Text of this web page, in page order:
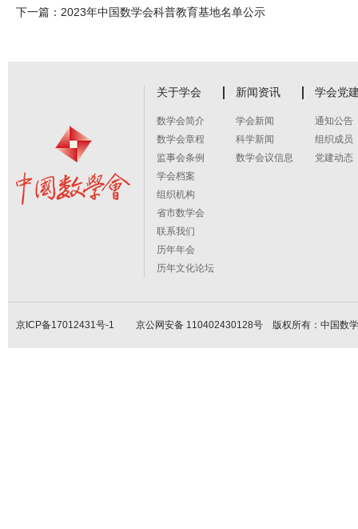
下一篇： 2023年中国数学会科普教育基地名单公示
关于学会
数学会简介
数学会章程
监事会条例
学会档案
组织机构
省市数学会
联系我们
历年年会
历年文化论坛
新闻资讯
学会新闻
科学新闻
数学会议信息
学会党
通知公告
组织成员
党建动态
京ICP备17012431号-1 京公网安备 110402430128号 版权所有：中国